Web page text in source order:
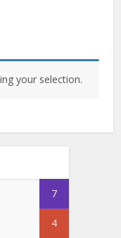
your selection.
7
4